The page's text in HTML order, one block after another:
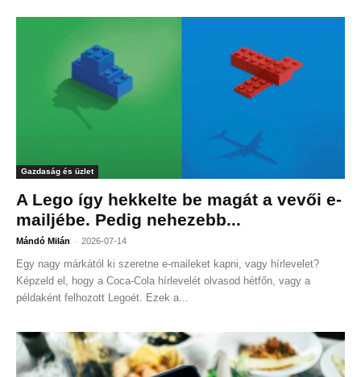
Gazdaság és üzlet
A Lego így hekkelte be magát a vevői e-
mailjébe. Pedig nehezebb...
Mándó Milán - 2026-07-14
Egy nagy márkától ki szeretne e-maileket kapni, vagy hírlevelet?
Képzeld el, hogy a Coca-Cola hírlevelét olvasod hétfőn, vagy a
példaként felhozott Legoét. Ezek a...